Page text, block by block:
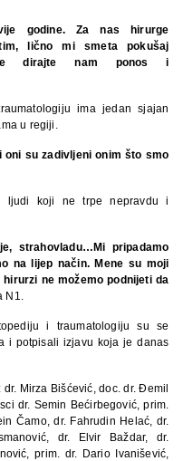
godine. Za nas hirurge
lično mi smeta pokušaj
dirajte nam ponos i
ima jedan sjajan
u regiji.
su zadivljeni onim što smo
ljudi koji ne trpe nepravdu i
strahovladu…Mi pripadamo
na lijep način. Mene su moji
ne možemo podnijeti da
i traumatologiju su se
i potpisali izjavu koja je danas
Mirza Bišćević, doc. dr. Đemil
dr. Semin Bećirbegović, prim.
Čamo, dr. Fahrudin Helać, dr.
dr. Elvir Baždar, dr.
prim. dr. Dario Ivanišević,